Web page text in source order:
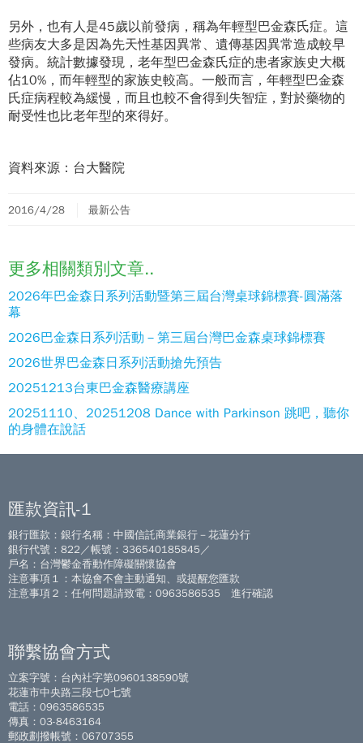
另外，也有人是45歲以前發病，稱為年輕型巴金森氏症。這
些病友大多是因為先天性基因異常、遺傳基因異常造成較早
發病。統計數據發現，老年型巴金森氏症的患者家族史大概
佔10%，而年輕型的家族史較高。一般而言，年輕型巴金森
氏症病程較為緩慢，而且也較不會得到失智症，對於藥物的
耐受性也比老年型的來得好。
資料來源：台大醫院
2016/4/28 最新公告
更多相關類別文章..
2026年巴金森日系列活動暨第三屆台灣桌球錦標賽-圓滿落
幕
2026巴金森日系列活動－第三屆台灣巴金森桌球錦標賽
2026世界巴金森日系列活動搶先預告
20251213台東巴金森醫療講座
20251110、20251208 Dance with Parkinson 跳吧，聽你
的身體在說話
匯款資訊-1
銀行匯款：銀行名稱：中國信託商業銀行－花蓮分行
銀行代號：822／帳號：336540185845／
戶名：台灣鬱金香動作障礙關懷協會
注意事項１：本協會不會主動通知、或提醒您匯款
注意事項２：任何問題請致電：0963586535 進行確認
聯繫協會方式
立案字號：台內社字第0960138590號
花蓮市中央路三段七O七號
電話：0963586535
傳真：03-8463164
郵政劃撥帳號：06707355